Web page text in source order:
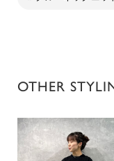
OTHER